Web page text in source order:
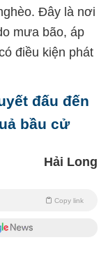
Đây là nơi
mưa bão, áp
điều kiện phát
đấu đến
bầu cử
Hải Long
Copy link